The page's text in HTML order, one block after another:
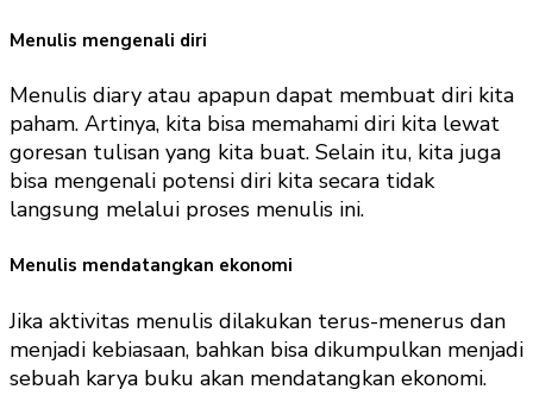
Menulis mengenali diri
Menulis diary atau apapun dapat membuat diri kita
paham. Artinya, kita bisa memahami diri kita lewat
goresan tulisan yang kita buat. Selain itu, kita juga
bisa mengenali potensi diri kita secara tidak
langsung melalui proses menulis ini.
Menulis mendatangkan ekonomi
Jika aktivitas menulis dilakukan terus-menerus dan
menjadi kebiasaan, bahkan bisa dikumpulkan menjadi
sebuah karya buku akan mendatangkan ekonomi.